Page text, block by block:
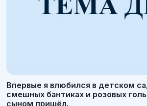
Впервые я влюбился в детском
смешных бантиках и розовых
сыном пришёл.